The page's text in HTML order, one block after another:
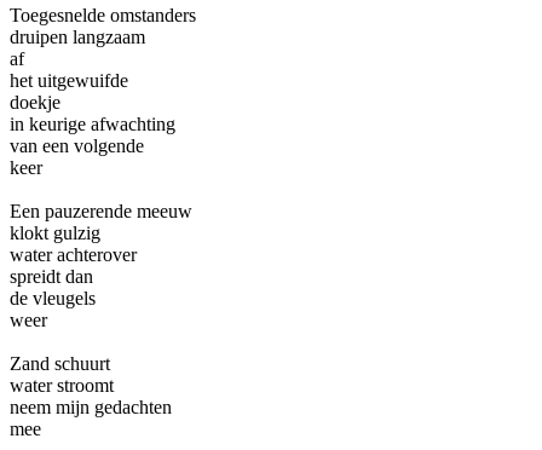
Toegesnelde omstanders
druipen langzaam
af
het uitgewuifde
doekje
in keurige afwachting
van een volgende
keer
Een pauzerende meeuw
klokt gulzig
water achterover
spreidt dan
de vleugels
weer
Zand schuurt
water stroomt
neem mijn gedachten
mee